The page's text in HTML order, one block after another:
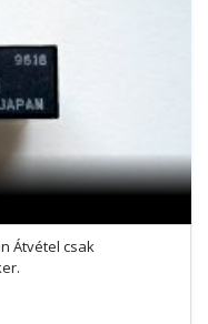
Átvétel csak